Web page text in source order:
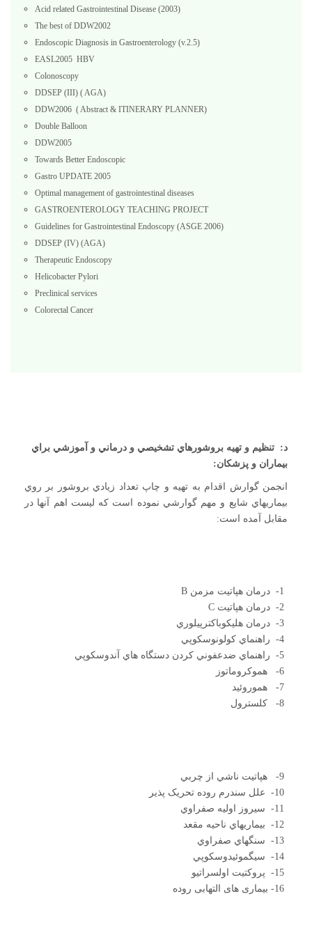
Acid related Gastrointestinal Disease (2003)
The best of DDW2002
Endoscopic Diagnosis in Gastroenterology (v.2.5)
EASL2005 HBV
Colonoscopy
DDSEP (III) ( AGA)
DDW2006 ( Abstract & ITINERARY PLANNER)
Double Balloon
DDW2005
Towards Better Endoscopic
Gastro UPDATE 2005
Optimal management of gastrointestinal diseases
GASTROENTEROLOGY TEACHING PROJECT
Guidelines for Gastrointestinal Endoscopy (ASGE 2006)
DDSEP (IV) (AGA)
Therapeutic Endoscopy
Helicobacter Pylori
Preclinical services
Colorectal Cancer
د: تنظيم و تهيه بروشورهاي تشخيصي و درماني و آموزشي براي
بيماران و پزشکان:
انجمن گوارش اقدام به تهيه و چاپ تعداد زيادي بروشور بر روي
بيماريهاي شايع و مهم گوارشي نموده است که ليست اهم آنها در
مقابل آمده است:​​​​​​​
1- درمان هپاتيت مزمن B
2- درمان هپاتيت C
3- درمان هليکوباکترپيلوري
4- راهنماي کولونوسکوپي
5- راهنماي ضدعفوني کردن دستگاه هاي آندوسکوپي
6- هموکروماتوز
7- هموروئيد
8- کلسترول
9- هپاتيت ناشي از چربي
10- علل سندرم روده تحريک پذير
11- سيروز اوليه صفراوي
12- بيماريهاي ناحيه مقعد
13- سنگهاي صفراوي
14- سيگموئيدوسکوپي
15- پروکتيت اولسراتيو
16- بیماری های التهابی روده